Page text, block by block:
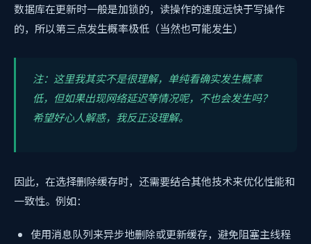
数据库在更新时一般是加锁的，读操作的速度远快于写操作
的，所以第三点发生概率极低（当然也可能发生）
注：这里我其实不是很理解，单纯看确实发生概率
低，但如果出现网络延迟等情况呢，不也会发生吗？
希望好心人解惑，我反正没理解。
因此，在选择删除缓存时，还需要结合其他技术来优化性能和
一致性。例如：
使用消息队列来异步地删除或更新缓存，避免阻塞主线程